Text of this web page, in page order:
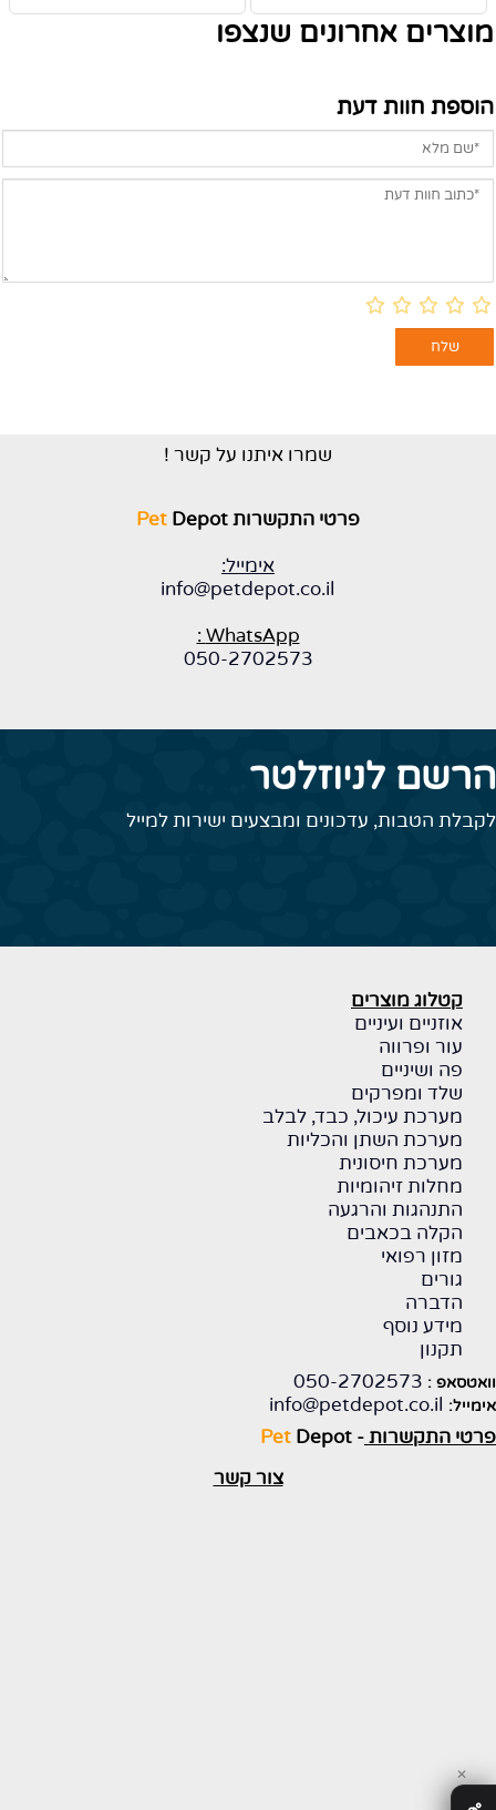
מוצרים אחרונים שנצפו
הוספת חוות דעת
שמרו איתנו על קשר !
פרטי התקשרות Pet Depot
אימייל:
info@petdepot.co.il
WhatsApp :
050-2702573
הרשם לניוזלטר
לקבלת הטבות, עדכונים ומבצעים ישירות למייל
קטלוג מוצרים
אוזניים ועיניים
עור ופרווה
פה ושיניים
שלד ומפרקים
מערכת עיכול, כבד, לבלב
מערכת השתן והכליות
מערכת חיסונית
מחלות זיהומיות
התנהגות והרגעה
הקלה בכאבים
מזון רפואי
גורים
הדברה
מידע נוסף
תקנון
וואטסאפ : 050-2702573
אימייל: info@petdepot.co.il
פרטי התקשרות-
Pet Depot
צור קשר
✕